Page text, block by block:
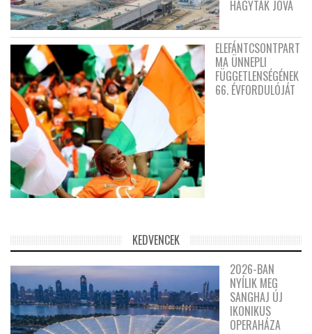
HAGYTÁK JÓVÁ
ELEFÁNTCSONTPART
MA ÜNNEPLI
FÜGGETLENSÉGÉNEK
66. ÉVFORDULÓJÁT
KEDVENCEK
2026-BAN
NYÍLIK MEG
SANGHAJ ÚJ
IKONIKUS
OPERAHÁZA